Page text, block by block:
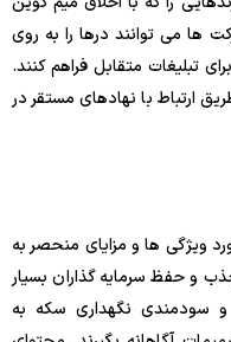
ها می توانند درها را به روی
تبلیغات متقابل فراهم کنند.
ارتباط با نهادهای مستقر در
ویژگی ها و مزایای منحصر به
و حفظ سرمایه گذاران بسیار
سودمندی نگهداری سکه به